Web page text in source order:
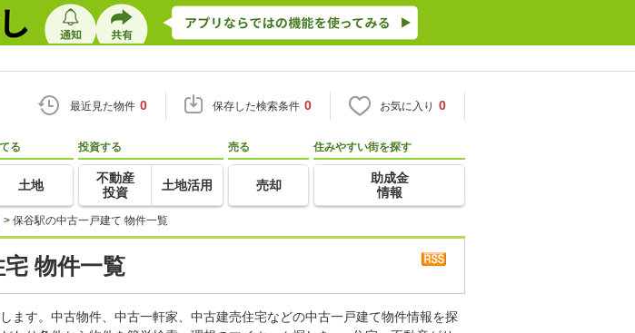
最近見た物件 0 保存した検索条件 0 お気に入り 0
る
土地
投資する
不動産
投資
土地活用
売る
売却
住みやすい街を探す
助成金
情報
> 保谷駅の中古一戸建て 物件一覧
物件一覧
す。中古物件、中古一軒家、中古建売住宅などの中古一戸建て物件情報を探